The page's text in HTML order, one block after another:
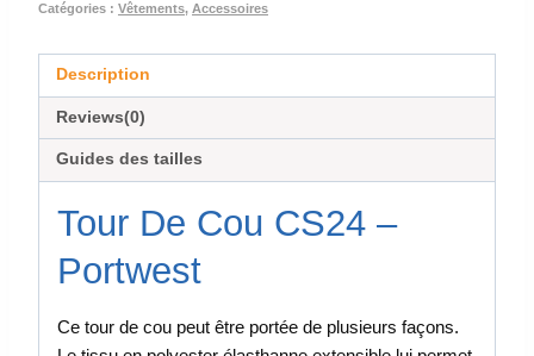
Catégories : Vêtements, Accessoires
Description
Reviews(0)
Guides des tailles
Tour De Cou CS24 –
Portwest
Ce tour de cou peut être portée de plusieurs façons.